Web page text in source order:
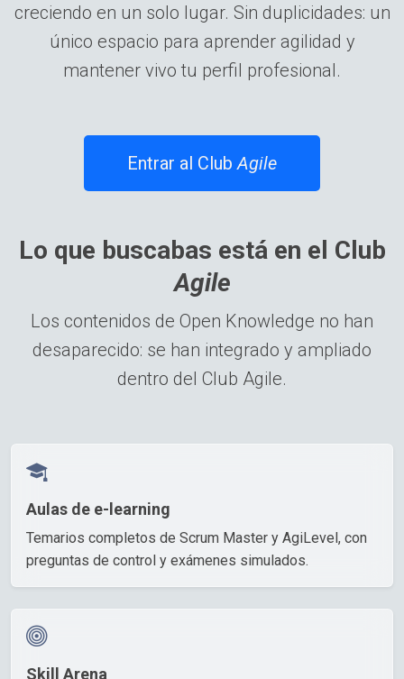
creciendo en un solo lugar. Sin duplicidades: un
único espacio para aprender agilidad y
mantener vivo tu perfil profesional.
Entrar al ClubAgile
Lo que buscabas está en el Club
Agile
Los contenidos de Open Knowledge no han
desaparecido: se han integrado y ampliado
dentro del Club Agile.
Aulas de e-learning
Temarios completos de Scrum Master y AgiLevel, con
preguntas de control y exámenes simulados.
Skill Arena